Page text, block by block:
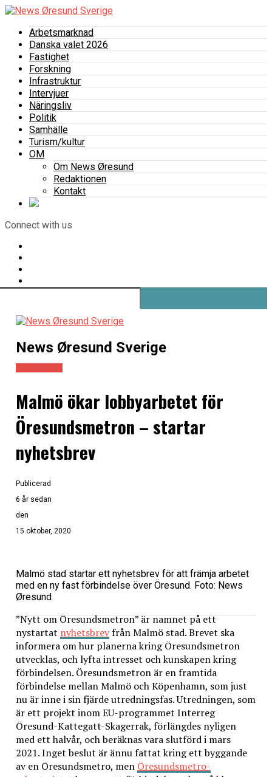
Arbetsmarknad
Danska valet 2026
Fastighet
Forskning
Infrastruktur
Intervjuer
Näringsliv
Politik
Samhälle
Turism/kultur
OM
Om News Øresund
Redaktionen
Kontakt
Connect with us
News Øresund Sverige
Malmö ökar lobbyarbetet för
Öresundsmetron – startar
nyhetsbrev
Publicerad
6 år sedan
den
15 oktober, 2020
Malmö stad startar ett nyhetsbrev för att främja arbetet
med en ny fast förbindelse över Öresund. Foto: News
Øresund
”Nytt om Öresundsmetron” är namnet på ett
nystartat nyhetsbrevfrån Malmö stad. Brevet ska
informera om hur planerna kring Öresundsmetron
utvecklas, och lyfta intresset och kunskapen kring
förbindelsen. Öresundsmetron är en framtida
förbindelse mellan Malmö och Köpenhamn, som just
nu är inne i sin fjärde utredningsfas. Utredningen, som
är ett projekt inom EU-programmet Interreg
Öresund-Kattegatt-Skagerrak, förlängdes nyligen
med ett halvår, och beräknas vara slutförd i mars
2021. Inget beslut är ännu fattat kring ett byggande
av en Öresundsmetro, men Öresundsmetro-